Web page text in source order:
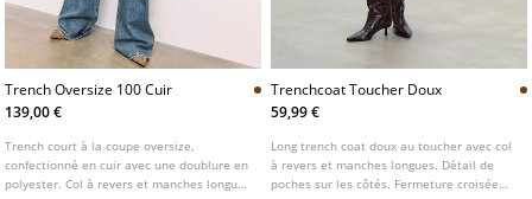
Trench Oversize 100 Cuir
139,00 €
Trench court à la coupe oversize,
confectionné en cuir avec une doublure en
polyester. Col à revers et manches longues
Trenchcoat Toucher Doux
59,99 €
Long trench coat doux au toucher avec col
à revers et manches longues. Détail de
poches sur les côtés. Fermeture croisée